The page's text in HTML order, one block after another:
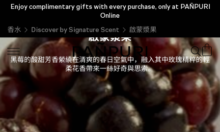
Enjoy complimentary gifts with every purchase, only at PAÑPURI
Online
香水
Discover by Signature Scent 啟蒙漿果
啟蒙漿果
黑莓的酸甜芳香縈繞在清爽的春日空氣中，融入其中玫瑰精粹的輕
柔花香帶來一絲好奇與思索。